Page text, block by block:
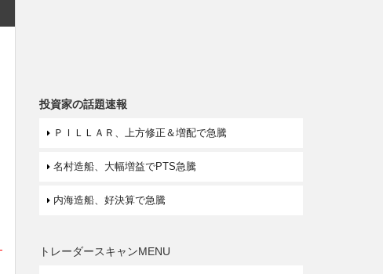
投資家の話題速報
ＰＩＬＬＡＲ、上方修正＆増配で急騰
名村造船、大幅増益でPTS急騰
内海造船、好決算で急騰
トレーダースキャンMENU